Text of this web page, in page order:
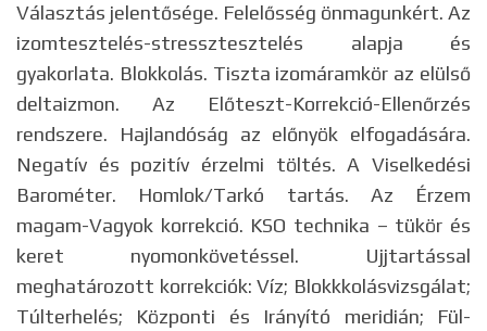
Választás jelentősége. Felelősség önmagunkért. Az
izomtesztelés-stressztesztelés alapja és
gyakorlata. Blokkolás. Tiszta izomáramkör az elülső
deltaizmon. Az Előteszt-Korrekció-Ellenőrzés
rendszere. Hajlandóság az előnyök elfogadására.
Negatív és pozitív érzelmi töltés. A Viselkedési
Barométer. Homlok/Tarkó tartás. Az Érzem
magam-Vagyok korrekció. KSO technika – tükör és
keret nyomonkövetéssel. Ujjtartással
meghatározott korrekciók: Víz; Blokkkolásvizsgálat;
Túlterhelés; Központi és Irányító meridián; Fül-